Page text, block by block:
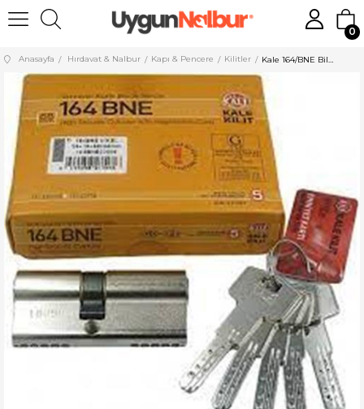
0
Anasayfa Hırdavat & Nalbur Kapı & Pencere Kilitler